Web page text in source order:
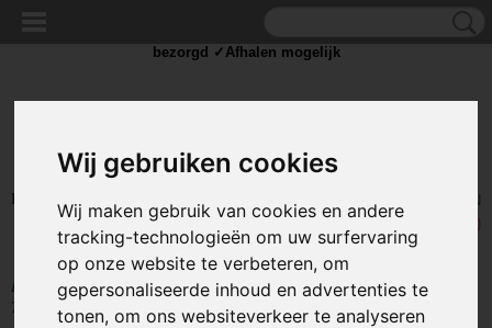
Wij gebruiken cookies
Wij maken gebruik van cookies en andere
tracking-technologieën om uw surfervaring
op onze website te verbeteren, om
gepersonaliseerde inhoud en advertenties te
tonen, om ons websiteverkeer te analyseren
Inloggen
UW WINKELWAGEN
Geen producten
(0)
Home >TIE WRAP / KABELBINDER> Tie Wrap klein>Kabelbinders
Tie-Wraps 120x2.5mm Rood
bezorgd ✓Afhalen mogelijk